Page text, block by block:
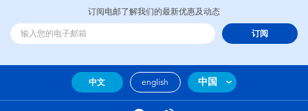
订阅电邮了解我们的最新优惠及动态
订阅
中文 english 中国